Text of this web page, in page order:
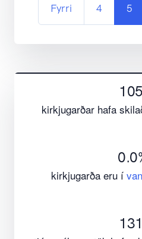
Fyrri 4 5
105
kirkjugarðar hafa
0.0
kirkjugarða eru í
131